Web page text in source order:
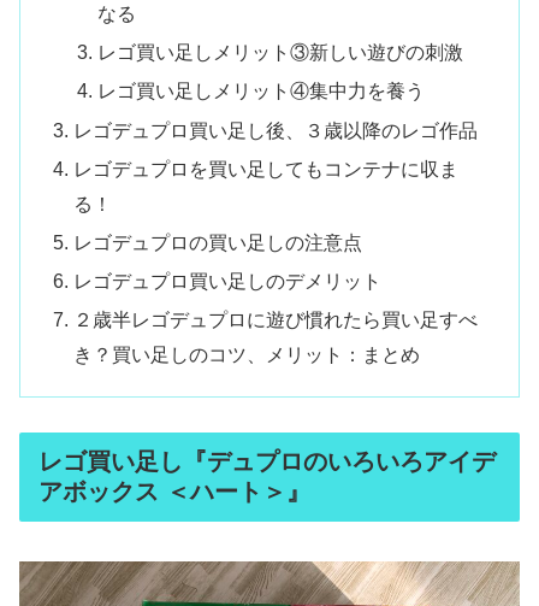
なる
レゴ買い足しメリット③新しい遊びの刺激
レゴ買い足しメリット④集中力を養う
レゴデュプロ買い足し後、３歳以降のレゴ作品
レゴデュプロを買い足してもコンテナに収ま
る！
レゴデュプロの買い足しの注意点
レゴデュプロ買い足しのデメリット
２歳半レゴデュプロに遊び慣れたら買い足すべ
き？買い足しのコツ、メリット：まとめ
レゴ買い足し『デュプロのいろいろアイデ
アボックス ＜ハート＞』